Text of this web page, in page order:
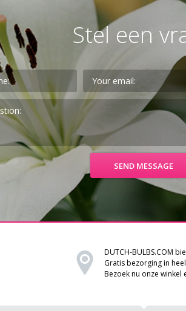
Stel een
DUTCH-BULBS.COM
Gratis bezorging in
Bezoek nu onze winkel